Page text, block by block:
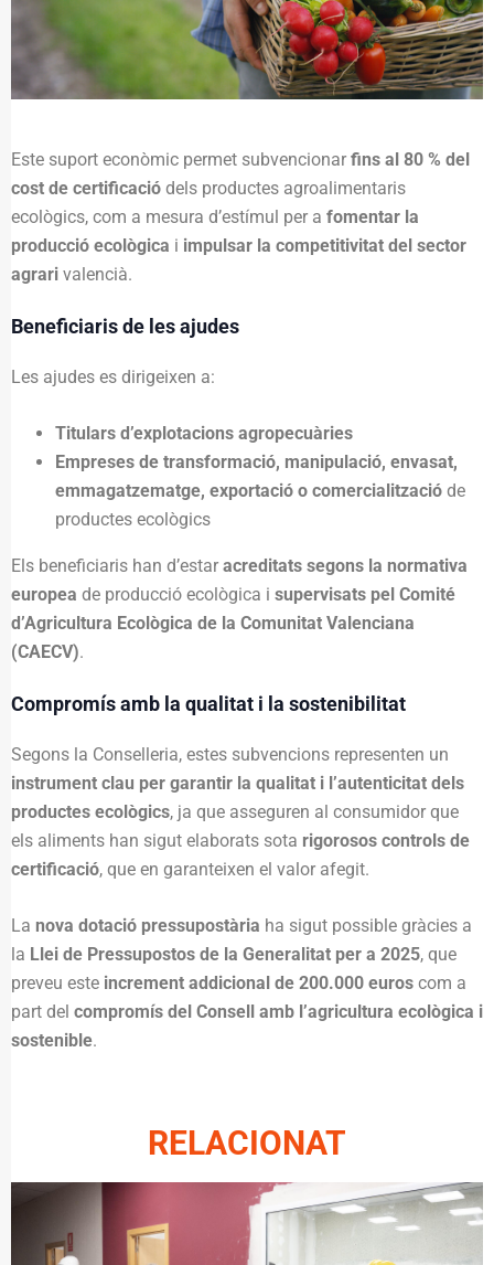
Este suport econòmic permet subvencionar fins al 80 % del
cost de certificació dels productes agroalimentaris
ecològics, com a mesura d’estímul per a fomentar la
producció ecològica i impulsar la competitivitat del sector
agrari valencià.
Beneficiaris de les ajudes
Les ajudes es dirigeixen a:
Titulars d’explotacions agropecuàries
Empreses de transformació, manipulació, envasat,
emmagatzematge, exportació o comercialització de
productes ecològics
Els beneficiaris han d’estar acreditats segons la normativa
europea de producció ecològica i supervisats pel Comité
d’Agricultura Ecològica de la Comunitat Valenciana
(CAECV).
Compromís amb la qualitat i la sostenibilitat
Segons la Conselleria, estes subvencions representen un
instrument clau per garantir la qualitat i l’autenticitat dels
productes ecològics, ja que asseguren al consumidor que
els aliments han sigut elaborats sota rigorosos controls de
certificació, que en garanteixen el valor afegit.
La nova dotació pressupostària ha sigut possible gràcies a
la Llei de Pressupostos de la Generalitat per a 2025, que
preveu este increment addicional de 200.000 euros com a
part del compromís del Consell amb l’agricultura ecològica i
sostenible.
RELACIONAT